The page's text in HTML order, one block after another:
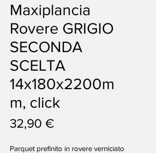
Maxiplancia
Rovere GRIGIO
SECONDA
SCELTA
14x180x2200m
m, click
32,90 €Prezzo
Parquet prefinito in rovere verniciato